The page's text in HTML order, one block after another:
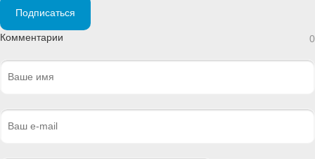
Подписаться
Комментарии 0